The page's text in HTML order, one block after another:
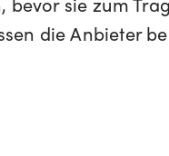
die Anbieter